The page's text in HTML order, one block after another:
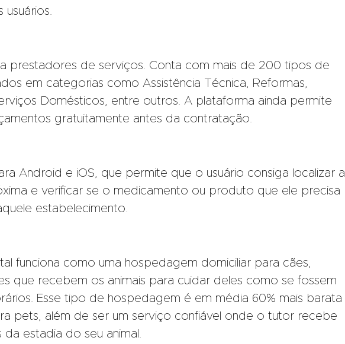
prestadores de serviços. Conta com mais de 200 tipos de
em categorias como Assistência Técnica, Reformas,
Domésticos, entre outros. A plataforma ainda permite
gratuitamente antes da contratação.
Android e iOS, que permite que o usuário consiga localizar a
e verificar se o medicamento ou produto que ele precisa
estabelecimento.
funciona como uma hospedagem domiciliar para cães,
que recebem os animais para cuidar deles como se fossem
Esse tipo de hospedagem é em média 60% mais barata
pets, além de ser um serviço confiável onde o tutor recebe
estadia do seu animal.